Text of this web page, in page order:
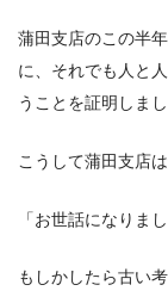
蒲田支店のこの半
に、それでも人と
うことを証明しまし
こうして蒲田支店
「お世話になりまし
もしかしたら古い